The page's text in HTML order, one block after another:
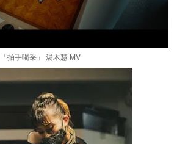
「拍手喝采」 湯木慧 MV